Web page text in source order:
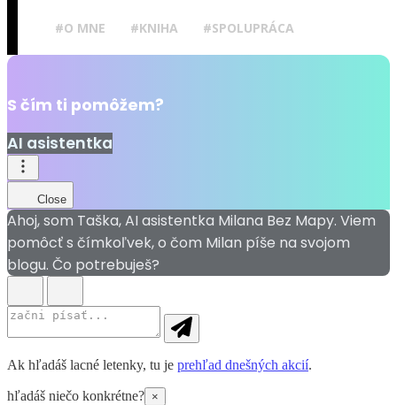
#O MNE #KNIHA #SPOLUPRÁCA
S čím ti pomôžem?
AI asistentka
Close
Ahoj, som Taška, AI asistentka Milana Bez Mapy. Viem
pomôcť s čímkoľvek, o čom Milan píše na svojom
blogu. Čo potrebuješ?
Ak hľadáš lacné letenky, tu je prehľad dnešných akcií.
hľadáš niečo konkrétne? ×